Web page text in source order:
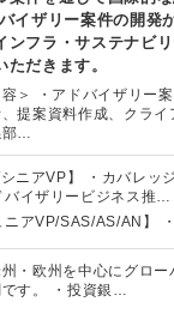
イザリー案件の開発
ンフラ・サステナビ
ただきます。
容＞ ・アドバイザリー
提案資料作成、クライ
部…
シニアVP】 ・カバレッ
バイザリービジネス推…
ニアVP/SAS/AS/AN】
州・欧州を中心にグロ
す。 ・投資銀…